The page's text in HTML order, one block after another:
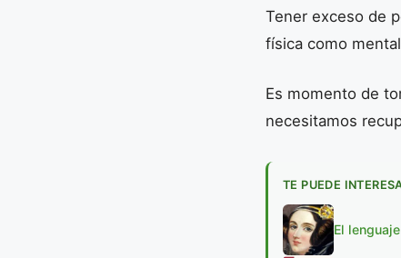
Tener exceso de
física como
Es momento de
necesitamos
TE PUEDE
El